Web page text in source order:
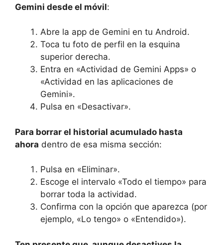
Gemini desde el móvil:
Abre la app de Gemini en tu Android.
Toca tu foto de perfil en la esquina
superior derecha.
Entra en «Actividad de Gemini Apps» o
«Actividad en las aplicaciones de
Gemini».
Pulsa en «Desactivar».
Para borrar el historial acumulado hasta
ahora dentro de esa misma sección:
Pulsa en «Eliminar».
Escoge el intervalo «Todo el tiempo» para
borrar toda la actividad.
Confirma con la opción que aparezca (por
ejemplo, «Lo tengo» o «Entendido»).